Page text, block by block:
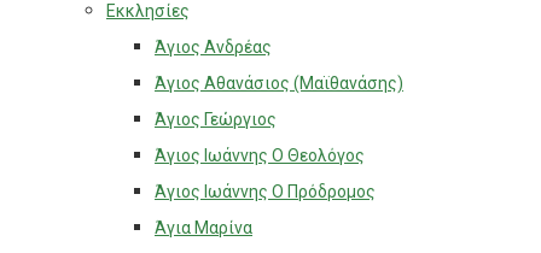
Εκκλησίες
Άγιος Ανδρέας
Άγιος Αθανάσιος (Μαϊθανάσης)
Άγιος Γεώργιος
Άγιος Ιωάννης Ο Θεολόγος
Άγιος Ιωάννης Ο Πρόδρομος
Άγια Μαρίνα